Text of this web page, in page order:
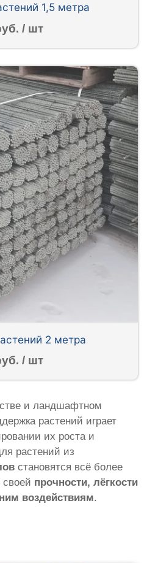
1,5 метра
/ шт
2 метра
/ шт
и ландшафтном
растений играет
их роста и
растений из
становятся всё более
прочности, лёгкости
воздействиям.